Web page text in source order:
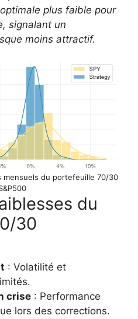
plus faible pour
signalant un
moins attractif.
du portefeuille 70/30
du
30
: Volatilité et
crise: Performance
lors des corrections.